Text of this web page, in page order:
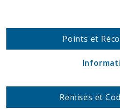
Points et
Remises et